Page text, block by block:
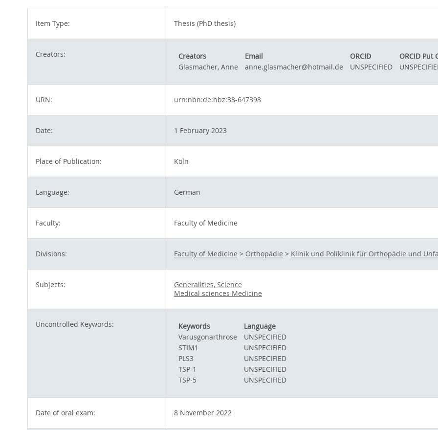
Item Type: Thesis (PhD thesis)
Creators: Creators Email ORCID
ORCID Put
Glasmacher, Anne
anne.glasmacher@hotmail.de UNSPECIFIED
URN: urn:nbn:de:hbz:38-647398
Date: 1 February 2023
Place of Publication: Köln
Language: German
Faculty: Faculty of Medicine
Divisions: Faculty of Medicine > Orthopädie > Klinik und Poliklinik für Orthopädie und
Subjects:
Generalities, Science
Medical sciences Medicine
Uncontrolled Keywords: Keywords
Language
Varusgonarthrose
UNSPECIFIED
STIM1
UNSPECIFIED
PLS3
UNSPECIFIED
TSP-1
UNSPECIFIED
TSP-5
UNSPECIFIED
Date of oral exam: 8 November 2022